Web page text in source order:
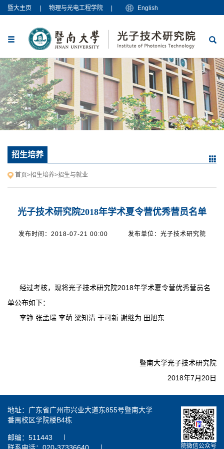
暨大主页 物理与光电工程学院 English
招生培养
首页>招生培养>招生与就业
光子技术研究院2018年学术夏令营优秀营员名单
发布时间：2018-07-21 00:00 发布单位：光子技术研究院
经过考核，现将光子技术研究院2018年学术夏令营优秀营员名
单公布如下：
李铮 张孟瑞 李萌 梁知清 于可新 谢继为 田旭东
暨南大学光子技术研究院
2018年7月20日
地址：广东省广州市兴业大道东855号暨南大学
番禺校区学院楼B4栋
邮编：511443
院微信公众号